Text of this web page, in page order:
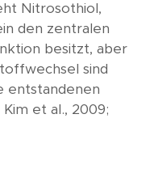
Nitrosothiol,
den zentralen
besitzt, aber
sind
entstandenen
et al., 2009;